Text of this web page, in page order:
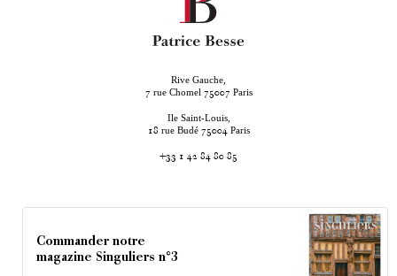
Rive Gauche,
7 rue Chomel 75007 Paris
Ile Saint-Louis,
18 rue Budé 75004 Paris
+33 1 42 84 80 85
Commander notre
magazine Singuliers n°3